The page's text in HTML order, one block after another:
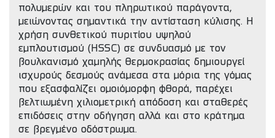
πολυμερών και του πληρωτικού παράγοντα,
μειώνοντας σημαντικά την αντίσταση κύλισης. Η
χρήση συνθετικού πυριτίου υψηλού
εμπλουτισμού (HSSC) σε συνδυασμό με τον
βουλκανισμό χαμηλής θερμοκρασίας δημιουργεί
ισχυρούς δεσμούς ανάμεσα στα μόρια της γόμας
που εξασφαλίζει ομοιόμορφη φθορά, παρέχει
βελτιωμένη χιλιομετρική απόδοση και σταθερές
επιδόσεις στην οδήγηση αλλά και στο κράτημα
σε βρεγμένο οδόστρωμα.